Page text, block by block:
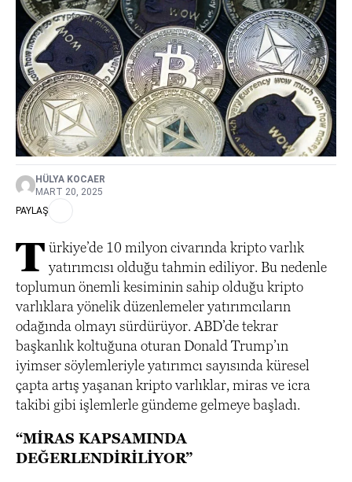
HÜLYA KOCAER
MART 20, 2025
PAYLAŞ
T ürkiye’de 10 milyon civarında kripto varlık
yatırımcısı olduğu tahmin ediliyor. Bu nedenle
toplumun önemli kesiminin sahip olduğu kripto
varlıklara yönelik düzenlemeler yatırımcıların
odağında olmayı sürdürüyor. ABD’de tekrar
başkanlık koltuğuna oturan Donald Trump’ın
iyimser söylemleriyle yatırımcı sayısında küresel
çapta artış yaşanan kripto varlıklar, miras ve icra
takibi gibi işlemlerle gündeme gelmeye başladı.
“MİRAS KAPSAMINDA
DEĞERLENDİRİLİYOR”